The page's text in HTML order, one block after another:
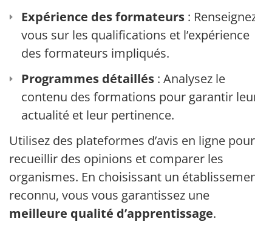
Expérience des formateurs : Renseignez-
vous sur les qualifications et l’expérience
des formateurs impliqués.
Programmes détaillés : Analysez le
contenu des formations pour garantir leur
actualité et leur pertinence.
Utilisez des plateformes d’avis en ligne pour
recueillir des opinions et comparer les
organismes. En choisissant un établissement
reconnu, vous vous garantissez une
meilleure qualité d’apprentissage.